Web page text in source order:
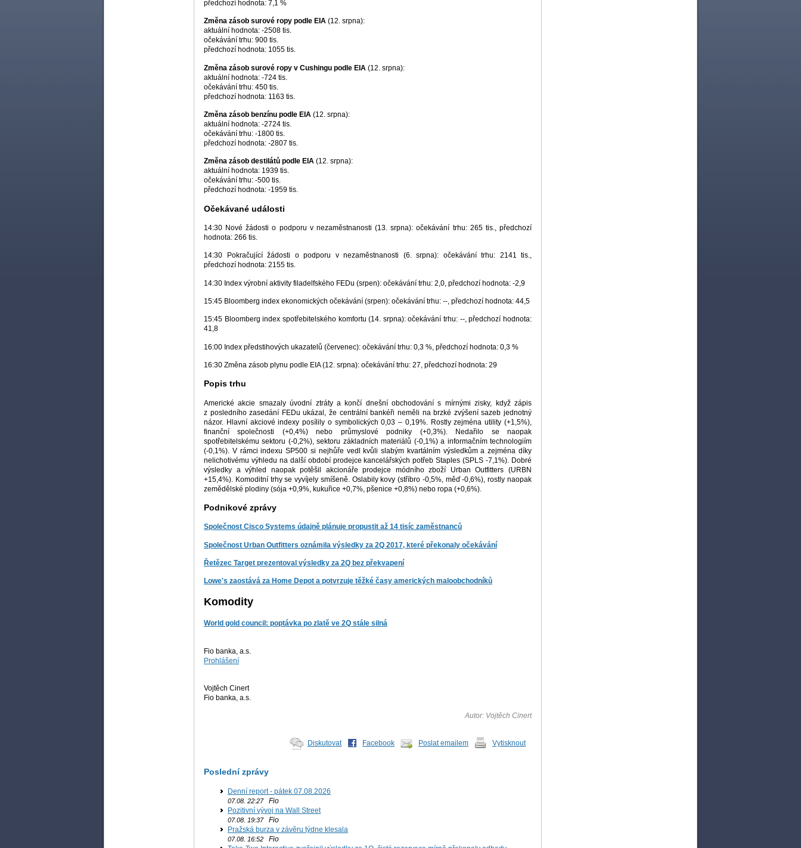
předchozí hodnota: 7,1 %
Změna zásob surové ropy podle EIA (12. srpna):
aktuální hodnota: -2508 tis.
očekávání trhu: 900 tis.
předchozí hodnota: 1055 tis.
Změna zásob surové ropy v Cushingu podle EIA (12. srpna):
aktuální hodnota: -724 tis.
očekávání trhu: 450 tis.
předchozí hodnota: 1163 tis.
Změna zásob benzínu podle EIA (12. srpna):
aktuální hodnota: -2724 tis.
očekávání trhu: -1800 tis.
předchozí hodnota: -2807 tis.
Změna zásob destilátů podle EIA (12. srpna):
aktuální hodnota: 1939 tis.
očekávání trhu: -500 tis.
předchozí hodnota: -1959 tis.
Očekávané události
14:30 Nové žádosti o podporu v nezaměstnanosti (13. srpna): očekávání trhu: 265 tis., předchozí
hodnota: 266 tis.
14:30 Pokračující žádosti o podporu v nezaměstnanosti (6. srpna): očekávání trhu: 2141 tis.,
předchozí hodnota: 2155 tis.
14:30 Index výrobní aktivity filadelfského FEDu (srpen): očekávání trhu: 2,0, předchozí hodnota: -2,9
15:45 Bloomberg index ekonomických očekávání (srpen): očekávání trhu: --, předchozí hodnota: 44,5
15:45 Bloomberg index spotřebitelského komfortu (14. srpna): očekávání trhu: --, předchozí hodnota:
41,8
16:00 Index předstihových ukazatelů (červenec): očekávání trhu: 0,3 %, předchozí hodnota: 0,3 %
16:30 Změna zásob plynu podle EIA (12. srpna): očekávání trhu: 27, předchozí hodnota: 29
Popis trhu
Americké akcie smazaly úvodní ztráty a končí dnešní obchodování s mírnými zisky, když zápis
z posledního zasedání FEDu ukázal, že centrální bankéři neměli na brzké zvýšení sazeb jednotný
názor. Hlavní akciové indexy posílily o symbolických 0,03 – 0,19%. Rostly zejména utility (+1,5%),
finanční společnosti (+0,4%) nebo průmyslové podniky (+0,3%). Nedařilo se naopak
spotřebitelskému sektoru (-0,2%), sektoru základních materiálů (-0,1%) a informačním technologiím
(-0,1%). V rámci indexu SP500 si nejhůře vedl kvůli slabým kvartálním výsledkům a zejména díky
nelichotivému výhledu na další období prodejce kancelářských potřeb Staples (SPLS -7,1%). Dobré
výsledky a výhled naopak potěšil akcionáře prodejce módního zboží Urban Outfitters (URBN
+15,4%). Komoditní trhy se vyvíjely smíšeně. Oslabily kovy (stříbro -0,5%, měď -0,6%), rostly naopak
zemědělské plodiny (sója +0,9%, kukuřice +0,7%, pšenice +0,8%) nebo ropa (+0,6%).
Podnikové zprávy
Společnost Cisco Systems údajně plánuje propustit až 14 tisíc zaměstnanců
Společnost Urban Outfitters oznámila výsledky za 2Q 2017, které překonaly očekávání
Řetězec Target prezentoval výsledky za 2Q bez překvapení
Lowe's zaostává za Home Depot a potvrzuje těžké časy amerických maloobchodníků
Komodity
World gold council: poptávka po zlatě ve 2Q stále silná
Fio banka, a.s.
Prohlášení
Vojtěch Cinert
Fio banka, a.s.
Autor: Vojtěch Cinert
Diskutovat Facebook Poslat emailem Vytisknout
Poslední zprávy
Denní report - pátek 07.08.2026
07.08. 22:27Fio
Pozitivní vývoj na Wall Street
07.08. 19:37Fio
Pražská burza v závěru týdne klesala
07.08. 16:52 Fio